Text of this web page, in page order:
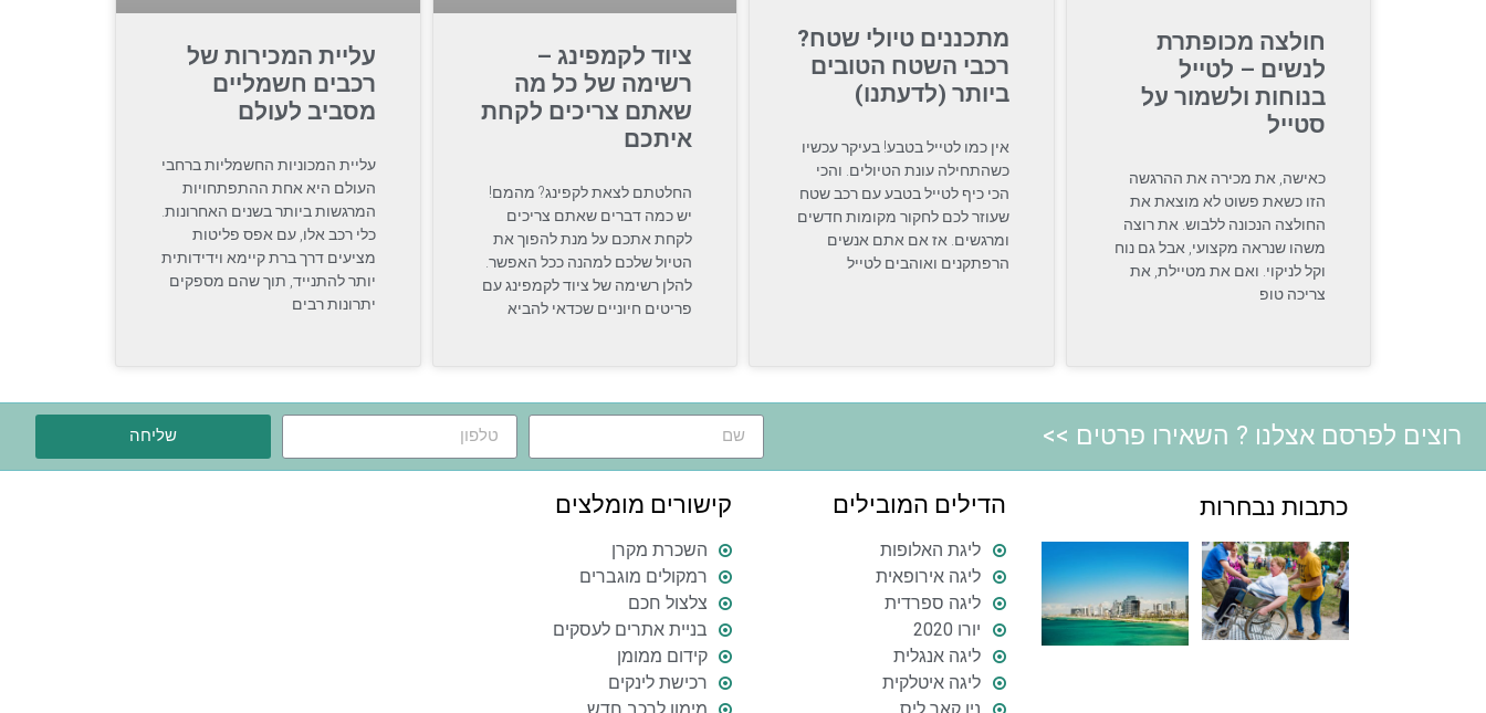
חולצה מכופתרת
לנשים – לטייל
בנוחות ולשמור על
סטייל
כאישה, את מכירה את ההרגשה
הזו כשאת פשוט לא מוצאת את
החולצה הנכונה ללבוש. את רוצה
משהו שנראה מקצועי, אבל גם נוח
וקל לניקוי. ואם את מטיילת, את
צריכה טופ
מתכננים טיולי שטח?
רכבי השטח הטובים
ביותר (לדעתנו)
אין כמו לטייל בטבע! בעיקר עכשיו
כשהתחילה עונת הטיולים. והכי
הכי כיף לטייל בטבע עם רכב שטח
שעוזר לכם לחקור מקומות חדשים
ומרגשים. אז אם אתם אנשים
הרפתקנים ואוהבים לטייל
ציוד לקמפינג –
רשימה של כל מה
שאתם צריכים לקחת
איתכם
החלטתם לצאת לקפינג? מהמם!
יש כמה דברים שאתם צריכים
לקחת אתכם על מנת להפוך את
הטיול שלכם למהנה ככל האפשר.
להלן רשימה של ציוד לקמפינג עם
פריטים חיוניים שכדאי להביא
עליית המכירות של
רכבים חשמליים
מסביב לעולם
עליית המכוניות החשמליות ברחבי
העולם היא אחת ההתפתחויות
המרגשות ביותר בשנים האחרונות.
כלי רכב אלו, עם אפס פליטות
מציעים דרך ברת קיימא וידידותית
יותר להתנייד, תוך שהם מספקים
יתרונות רבים
רוצים לפרסם אצלנו ? השאירו פרטים >> שליחה
כתבות נבחרות הדילים המובילים
ליגת האלופות
ליגה אירופאית
ליגה ספרדית
יורו 2020
ליגה אנגלית
ליגה איטלקית
קישורים מומלצים
השכרת מקרן
רמקולים מוגברים
צלצול חכם
בניית אתרים לעסקים
קידום ממומן
רכישת לינקים